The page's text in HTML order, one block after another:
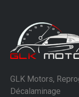
GLK Motors,
Décalaminage